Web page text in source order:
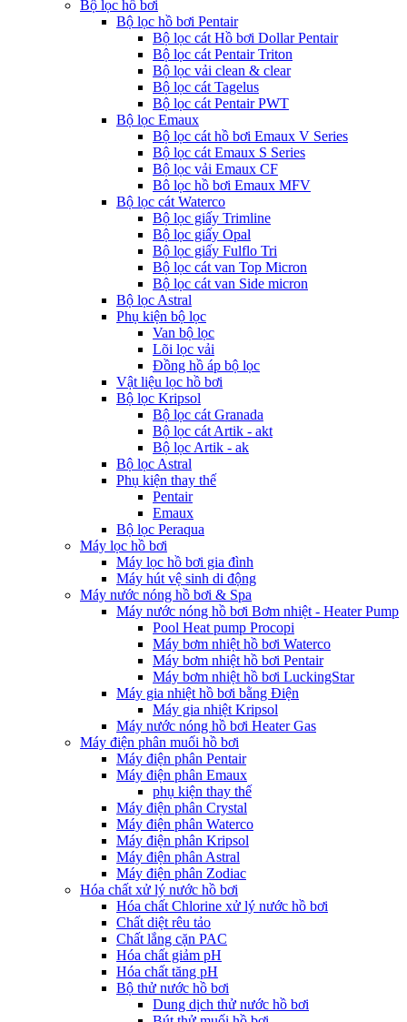
Bộ lọc hồ bơi
Bộ lọc hồ bơi Pentair
Bộ lọc cát Hồ bơi Dollar Pentair
Bộ lọc cát Pentair Triton
Bộ lọc vải clean & clear
Bộ lọc cát Tagelus
Bộ lọc cát Pentair PWT
Bộ lọc Emaux
Bộ lọc cát hồ bơi Emaux V Series
Bộ lọc cát Emaux S Series
Bộ lọc vải Emaux CF
Bô lọc hồ bơi Emaux MFV
Bộ lọc cát Waterco
Bộ lọc giấy Trimline
Bộ lọc giấy Opal
Bộ lọc giấy Fulflo Tri
Bộ lọc cát van Top Micron
Bộ lọc cát van Side micron
Bộ lọc Astral
Phụ kiện bộ lọc
Van bộ lọc
Lõi lọc vải
Đồng hồ áp bộ lọc
Vật liệu lọc hồ bơi
Bộ lọc Kripsol
Bộ lọc cát Granada
Bộ lọc cát Artik - akt
Bộ lọc Artik - ak
Bộ lọc Astral
Phụ kiện thay thế
Pentair
Emaux
Bộ lọc Peraqua
Máy lọc hồ bơi
Máy lọc hồ bơi gia đình
Máy hút vệ sinh di động
Máy nước nóng hồ bơi & Spa
Máy nước nóng hồ bơi Bơm nhiệt - Heater Pump
Pool Heat pump Procopi
Máy bơm nhiệt hồ bơi Waterco
Máy bơm nhiệt hồ bơi Pentair
Máy bơm nhiệt hồ bơi LuckingStar
Máy gia nhiệt hồ bơi bằng Điện
Máy gia nhiệt Kripsol
Máy nước nóng hồ bơi Heater Gas
Máy điện phân muối hồ bơi
Máy điện phân Pentair
Máy điện phân Emaux
phụ kiện thay thế
Máy điện phân Crystal
Máy điện phân Waterco
Máy điện phân Kripsol
Máy điện phân Astral
Máy điện phân Zodiac
Hóa chất xử lý nước hồ bơi
Hóa chất Chlorine xử lý nước hồ bơi
Chất diệt rêu tảo
Chất lắng cặn PAC
Hóa chất giảm pH
Hóa chất tăng pH
Bộ thử nước hồ bơi
Dung dịch thử nước hồ bơi